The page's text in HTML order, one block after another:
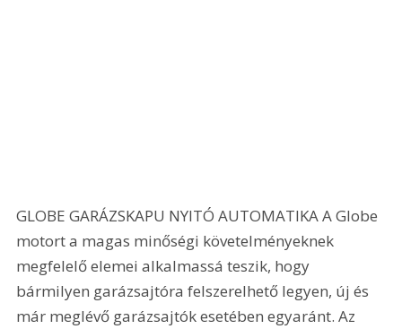
GLOBE GARÁZSKAPU NYITÓ AUTOMATIKA A Globe
motort a magas minőségi követelményeknek
megfelelő elemei alkalmassá teszik, hogy
bármilyen garázsajtóra felszerelhető legyen, új és
már meglévő garázsajtók esetében egyaránt. Az